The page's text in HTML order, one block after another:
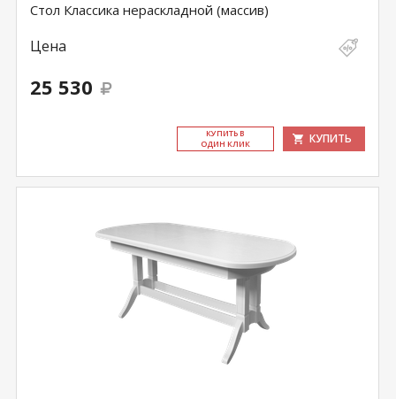
Стол Классика нераскладной (массив)
Цена
25 530
КУ­ПИТЬ В
ОДИН КЛИК
КУПИТЬ